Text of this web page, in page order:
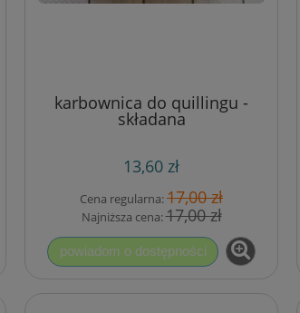
karbownica do quillingu -
składana
13,60 zł
Cena regularna:17,00 zł
Najniższa cena:17,00 zł
powiadom o dostępności